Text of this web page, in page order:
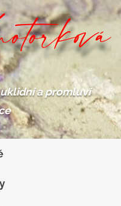
a promluví